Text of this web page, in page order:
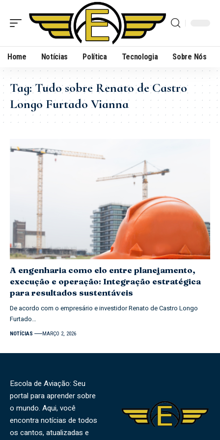
Home Notícias Política Tecnologia Sobre Nós
Tag:Tudo sobre Renato de Castro
Longo Furtado Vianna
A engenharia como elo entre planejamento,
execução e operação: Integração estratégica
para resultados sustentáveis
De acordo com o empresário e investidor Renato de Castro Longo
Furtado…
NOTÍCIAS MARÇO 2, 2026
Escola de Aviação: Seu
portal para aprender sobre
o mundo. Aqui, você
encontra notícias de todos
os cantos, atualizadas e